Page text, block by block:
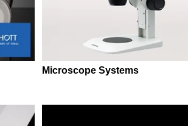
Microscope Systems